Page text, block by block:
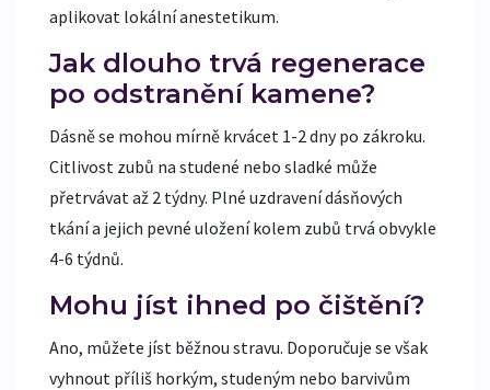
aplikovat lokální anestetikum.
Jak dlouho trvá regenerace
po odstranění kamene?
Dásně se mohou mírně krvácet 1-2 dny po zákroku.
Citlivost zubů na studené nebo sladké může
přetrvávat až 2 týdny. Plné uzdravení dásňových
tkání a jejich pevné uložení kolem zubů trvá obvykle
4-6 týdnů.
Mohu jíst ihned po čištění?
Ano, můžete jíst běžnou stravu. Doporučuje se však
vyhnout příliš horkým, studeným nebo barvivům